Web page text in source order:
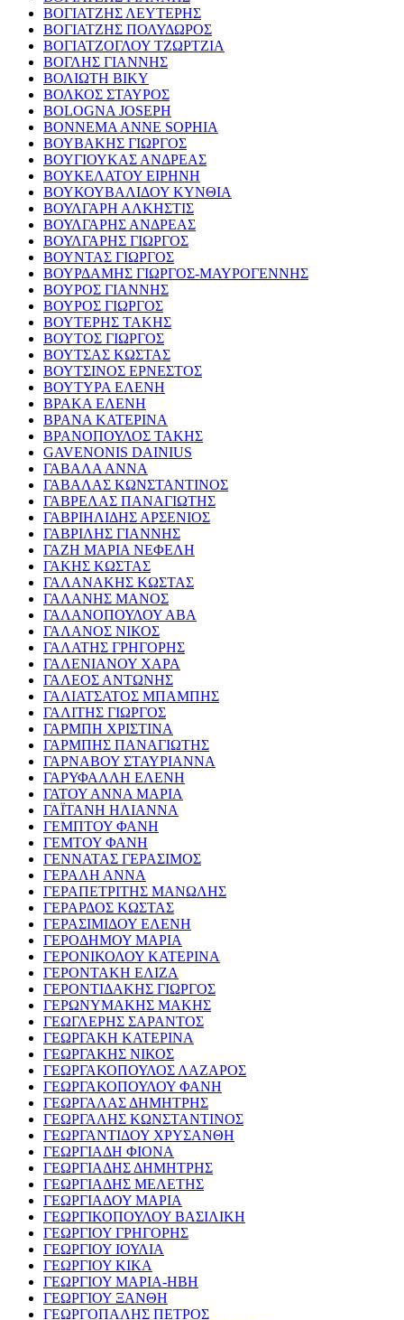
ΒΟΓΙΑΤΖΗΣ ΛΕΥΤΕΡΗΣ
ΒΟΓΙΑΤΖΗΣ ΠΟΛΥΔΩΡΟΣ
ΒΟΓΙΑΤΖΟΓΛΟΥ ΤΖΩΡΤΖΙΑ
ΒΟΓΛΗΣ ΓΙΑΝΝΗΣ
ΒΟΛΙΩΤΗ ΒΙΚΥ
ΒΟΛΚΟΣ ΣΤΑΥΡΟΣ
BOLOGNA JOSEPH
BONNEMA ANNE SOPHIA
ΒΟΥΒΑΚΗΣ ΓΙΩΡΓΟΣ
ΒΟΥΓΙΟΥΚΑΣ ΑΝΔΡΕΑΣ
ΒΟΥΚΕΛΑΤΟΥ ΕΙΡΗΝΗ
ΒΟΥΚΟΥΒΑΛΙΔΟΥ ΚΥΝΘΙΑ
ΒΟΥΛΓΑΡΗ ΑΛΚΗΣΤΙΣ
ΒΟΥΛΓΑΡΗΣ ΑΝΔΡΕΑΣ
ΒΟΥΛΓΑΡΗΣ ΓΙΩΡΓΟΣ
ΒΟΥΝΤΑΣ ΓΙΩΡΓΟΣ
ΒΟΥΡΔΑΜΗΣ ΓΙΩΡΓΟΣ-ΜΑΥΡΟΓΕΝΝΗΣ
ΒΟΥΡΟΣ ΓΙΑΝΝΗΣ
ΒΟΥΡΟΣ ΓΙΩΡΓΟΣ
ΒΟΥΤΕΡΗΣ ΤΑΚΗΣ
ΒΟΥΤΟΣ ΓΙΩΡΓΟΣ
ΒΟΥΤΣΑΣ ΚΩΣΤΑΣ
ΒΟΥΤΣΙΝΟΣ ΕΡΝΕΣΤΟΣ
ΒΟΥΤΥΡΑ ΕΛΕΝΗ
ΒΡΑΚΑ ΕΛΕΝΗ
ΒΡΑΝΑ ΚΑΤΕΡΙΝΑ
ΒΡΑΝΟΠΟΥΛΟΣ ΤΑΚΗΣ
GAVENONIS DAINIUS
ΓΑΒΑΛΑ ΑΝΝΑ
ΓΑΒΑΛΑΣ ΚΩΝΣΤΑΝΤΙΝΟΣ
ΓΑΒΡΕΛΑΣ ΠΑΝΑΓΙΩΤΗΣ
ΓΑΒΡΙΗΛΙΔΗΣ ΑΡΣΕΝΙΟΣ
ΓΑΒΡΙΛΗΣ ΓΙΑΝΝΗΣ
ΓΑΖΗ ΜΑΡΙΑ ΝΕΦΕΛΗ
ΓΑΚΗΣ ΚΩΣΤΑΣ
ΓΑΛΑΝΑΚΗΣ ΚΩΣΤΑΣ
ΓΑΛΑΝΗΣ ΜΑΝΟΣ
ΓΑΛΑΝΟΠΟΥΛΟΥ ΑΒΑ
ΓΑΛΑΝΟΣ ΝΙΚΟΣ
ΓΑΛΑΤΗΣ ΓΡΗΓΟΡΗΣ
ΓΑΛΕΝΙΑΝΟΥ ΧΑΡΑ
ΓΑΛΕΟΣ ΑΝΤΩΝΗΣ
ΓΑΛΙΑΤΣΑΤΟΣ ΜΠΑΜΠΗΣ
ΓΑΛΙΤΗΣ ΓΙΩΡΓΟΣ
ΓΑΡΜΠΗ ΧΡΙΣΤΙΝΑ
ΓΑΡΜΠΗΣ ΠΑΝΑΓΙΩΤΗΣ
ΓΑΡΝΑΒΟΥ ΣΤΑΥΡΙΑΝΝΑ
ΓΑΡΥΦΑΛΛΗ ΕΛΕΝΗ
ΓΑΤΟΥ ΑΝΝΑ ΜΑΡΙΑ
ΓΑΪΤΑΝΗ ΗΛΙΑΝΝΑ
ΓΕΜΠΤΟΥ ΦΑΝΗ
ΓΕΜΤΟΥ ΦΑΝΗ
ΓΕΝΝΑΤΑΣ ΓΕΡΑΣΙΜΟΣ
ΓΕΡΑΛΗ ΑΝΝΑ
ΓΕΡΑΠΕΤΡΙΤΗΣ ΜΑΝΩΛΗΣ
ΓΕΡΑΡΔΟΣ ΚΩΣΤΑΣ
ΓΕΡΑΣΙΜΙΔΟΥ ΕΛΕΝΗ
ΓΕΡΟΔΗΜΟΥ ΜΑΡΙΑ
ΓΕΡΟΝΙΚΟΛΟΥ ΚΑΤΕΡΙΝΑ
ΓΕΡΟΝΤΑΚΗ ΕΛΙΖΑ
ΓΕΡΟΝΤΙΔΑΚΗΣ ΓΙΩΡΓΟΣ
ΓΕΡΩΝΥΜΑΚΗΣ ΜΑΚΗΣ
ΓΕΩΓΛΕΡΗΣ ΣΑΡΑΝΤΟΣ
ΓΕΩΡΓΑΚΗ ΚΑΤΕΡΙΝΑ
ΓΕΩΡΓΑΚΗΣ ΝΙΚΟΣ
ΓΕΩΡΓΑΚΟΠΟΥΛΟΣ ΛΑΖΑΡΟΣ
ΓΕΩΡΓΑΚΟΠΟΥΛΟΥ ΦΑΝΗ
ΓΕΩΡΓΑΛΑΣ ΔΗΜΗΤΡΗΣ
ΓΕΩΡΓΑΛΗΣ ΚΩΝΣΤΑΝΤΙΝΟΣ
ΓΕΩΡΓΑΝΤΙΔΟΥ ΧΡΥΣΑΝΘΗ
ΓΕΩΡΓΙΑΔΗ ΦΙΟΝΑ
ΓΕΩΡΓΙΑΔΗΣ ΔΗΜΗΤΡΗΣ
ΓΕΩΡΓΙΑΔΗΣ ΜΕΛΕΤΗΣ
ΓΕΩΡΓΙΑΔΟΥ ΜΑΡΙΑ
ΓΕΩΡΓΙΚΟΠΟΥΛΟΥ ΒΑΣΙΛΙΚΗ
ΓΕΩΡΓΙΟΥ ΓΡΗΓΟΡΗΣ
ΓΕΩΡΓΙΟΥ ΙΟΥΛΙΑ
ΓΕΩΡΓΙΟΥ ΚΙΚΑ
ΓΕΩΡΓΙΟΥ ΜΑΡΙΑ-ΗΒΗ
ΓΕΩΡΓΙΟΥ ΞΑΝΘΗ
ΓΕΩΡΓΟΠΑΛΗΣ ΠΕΤΡΟΣ